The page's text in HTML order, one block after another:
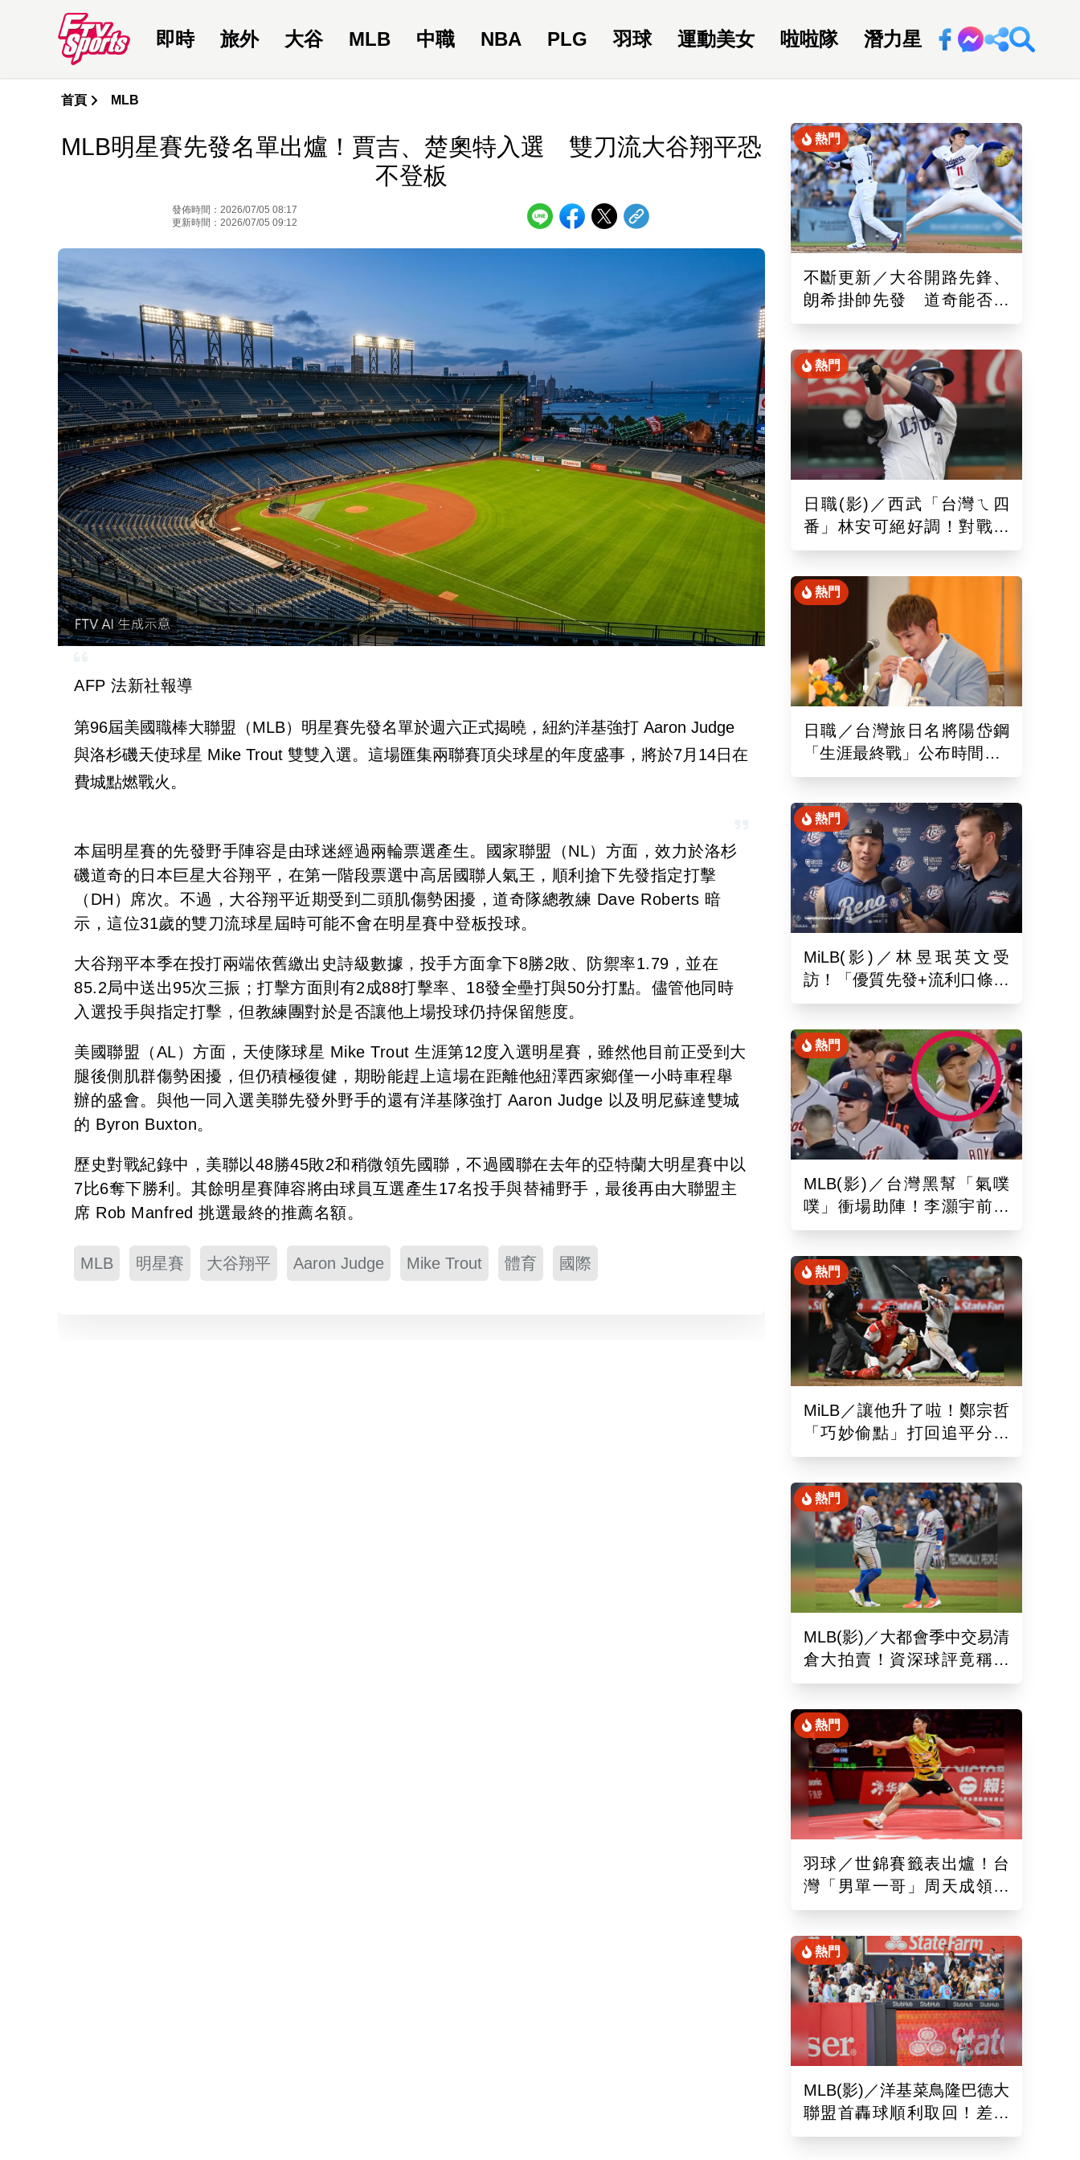
即時 旅外 大谷 MLB 中職 NBA PLG 羽球 運動美女 啦啦隊 潛力星 回新聞網
首頁 MLB
MLB明星賽先發名單出爐！賈吉、楚奧特入選 雙刀流大谷翔平恐
不登板
發佈時間：2026/07/05 08:17
更新時間：2026/07/05 09:12
AFP 法新社報導
第96屆美國職棒大聯盟（MLB）明星賽先發名單於週六正式揭曉，紐約洋基強打 Aaron Judge
與洛杉磯天使球星 Mike Trout 雙雙入選。這場匯集兩聯賽頂尖球星的年度盛事，將於7月14日在
費城點燃戰火。
本屆明星賽的先發野手陣容是由球迷經過兩輪票選產生。國家聯盟（NL）方面，效力於洛杉
磯道奇的日本巨星大谷翔平，在第一階段票選中高居國聯人氣王，順利搶下先發指定打擊
（DH）席次。不過，大谷翔平近期受到二頭肌傷勢困擾，道奇隊總教練 Dave Roberts 暗
示，這位31歲的雙刀流球星屆時可能不會在明星賽中登板投球。
大谷翔平本季在投打兩端依舊繳出史詩級數據，投手方面拿下8勝2敗、防禦率1.79，並在
85.2局中送出95次三振；打擊方面則有2成88打擊率、18發全壘打與50分打點。儘管他同時
入選投手與指定打擊，但教練團對於是否讓他上場投球仍持保留態度。
美國聯盟（AL）方面，天使隊球星 Mike Trout 生涯第12度入選明星賽，雖然他目前正受到大
腿後側肌群傷勢困擾，但仍積極復健，期盼能趕上這場在距離他紐澤西家鄉僅一小時車程舉
辦的盛會。與他一同入選美聯先發外野手的還有洋基隊強打 Aaron Judge 以及明尼蘇達雙城
的 Byron Buxton。
歷史對戰紀錄中，美聯以48勝45敗2和稍微領先國聯，不過國聯在去年的亞特蘭大明星賽中以
7比6奪下勝利。其餘明星賽陣容將由球員互選產生17名投手與替補野手，最後再由大聯盟主
席 Rob Manfred 挑選最終的推薦名額。
MLB 明星賽 大谷翔平 Aaron Judge Mike Trout 體育 國際
熱門
不斷更新／大谷開路先鋒、
朗希掛帥先發 道奇能否終
止6連敗？文字直播點此
熱門
日職(影)／西武「台灣ㄟ四
番」林安可絕好調！對戰軟
銀敲二壘長打連2場敲安
熱門
日職／台灣旅日名將陽岱鋼
「生涯最終戰」公布時間！9
月26於新潟主場舉辦引退儀
熱門
MiLB(影)／林昱珉英文受
訪！「優質先發+流利口條」
被讚爆 網：有Ray的感覺
熱門
MLB(影)／台灣黑幫「氣噗
噗」衝場助陣！李灝宇前輩
遭觸身球「引爆大場面」
熱門
MiLB／讓他升了啦！鄭宗哲
「巧妙偷點」打回追平分助
隊以10比4大勝
熱門
MLB(影)／大都會季中交易清
倉大拍賣！資深球評竟稱送
出的球員都是「垃圾」
熱門
羽球／世錦賽籤表出爐！台
灣「男單一哥」周天成領軍
率15組台將遠赴印度拚戰
熱門
MLB(影)／洋基菜鳥隆巴德大
聯盟首轟球順利取回！差點
落入麻煩人物手中